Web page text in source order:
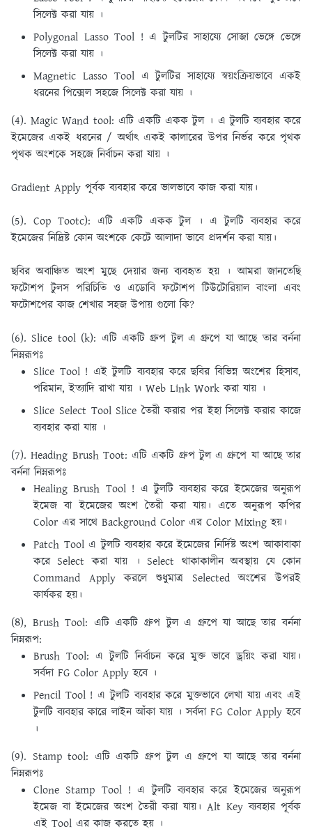
সিলেক্ট করা যায় ।
Polygonal Lasso Tool ! এ টুলটির সাহায্যে সােজা ভেঙ্গে ভেঙ্গে
সিলেক্ট করা যায় ।
Magnetic Lasso Tool এ টুলটির সাহায্যে স্বয়ংক্রিয়ভাবে একই
ধরনের পিক্সেল সহজে সিলেক্ট করা যায় ।
(4). Magic Wand tool: এটি একটি একক টুল । এ টুলটি ব্যবহার করে
ইমেজের একই ধরনের / অর্থাৎ একই কালারের উপর নির্ভর করে পৃথক
পৃথক অংশকে সহজে নির্বাচন করা যায় ।
Gradient Apply পূর্বক ব্যবহার করে ভালভাবে কাজ করা যায়।
(5). Cop Tootc): এটি একটি একক টুল । এ টুলটি ব্যবহার করে
ইমেজের নিদ্রিষ্ট কোন অংশকে কেটে আলাদা ভাবে প্রদর্শন করা যায়।
ছবির অবাঞ্চিত অংশ মুছে দেয়ার জন্য ব্যবহৃত হয় । আমরা জানতেছি
ফটোশপ টুলস পরিচিতি ও এডোবি ফটোশপ টিউটোরিয়াল বাংলা এবং
ফটোশপের কাজ শেখার সহজ উপায় গুলো কি?
(6). Slice tool (k): এটি একটি গ্রুপ টুল এ গ্রুপে যা আছে তার বর্ননা
নিম্নরূপঃ
Slice Tool ! এই টুলটি ব্যবহার করে ছবির বিভিন্ন অংশের হিসাব,
পরিমান, ইত্যাদি রাখা যায় । Web Link Work করা যায় ।
Slice Select Tool Slice তৈরী করার পর ইহা সিলেক্ট করার কাজে
ব্যবহার করা যায় ।
(7). Heading Brush Toot: এটি একটি গ্রুপ টুল এ গ্রুপে যা আছে তার
বর্ননা নিম্নরূপঃ
Healing Brush Tool ! এ টুলটি ব্যবহার করে ইমেজের অনুরূপ
ইমেজ বা ইমেজের অংশ তৈরী করা যায়। এতে অনুরূপ কপির
Color এর সাথে Background Color এর Color Mixing হয়।
Patch Tool এ টুলটি ব্যবহার করে ইমেজের নির্দিষ্ট অংশ আকাবাকা
করে Select করা যায় । Select থাকাকালীন অবস্থায় যে কোন
Command Apply করলে শুধুমাত্র Selected অংশের উপরই
কার্যকর হয়।
(৪), Brush Tool: এটি একটি গ্রুপ টুল এ গ্রুপে যা আছে তার বর্ননা
নিম্নরূপ:
Brush Tool: এ টুলটি নির্বাচন করে মুক্ত ভাবে ড্রয়িং করা যায়।
সর্বদা FG Color Apply হবে ।
Pencil Tool ! এ টুলটি ব্যবহার করে মুক্তভাবে লেখা যায় এবং এই
টুলটি ব্যবহার কারে লাইন আঁকা যায় । সর্বদা FG Color Apply হবে
।
(9). Stamp tool: এটি একটি গ্রুপ টুল এ গ্রুপে যা আছে তার বর্ননা
নিম্নরূপঃ
Clone Stamp Tool ! এ টুলটি ব্যবহার করে ইমেজের অনুরূপ
ইমেজ বা ইমেজের অংশ তৈরী করা যায়। Alt Key ব্যবহার পূর্বক
এই Tool এর কাজ করতে হয় ।